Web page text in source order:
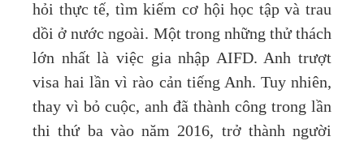
hỏi thực tế, tìm kiếm cơ hội học tập và trau
dồi ở nước ngoài. Một trong những thử thách
lớn nhất là việc gia nhập AIFD. Anh trượt
visa hai lần vì rào cản tiếng Anh. Tuy nhiên,
thay vì bỏ cuộc, anh đã thành công trong lần
thi thứ ba vào năm 2016, trở thành người